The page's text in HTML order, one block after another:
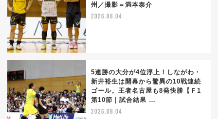
州／撮影＝満本泰介
2026.08.04
5連勝の大分が4位浮上！しながわ・
新井裕生は開幕から驚異の10戦連続
ゴール。王者名古屋も8発快勝【Ｆ1
第10節｜試合結果 …
2026.08.04